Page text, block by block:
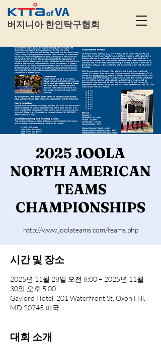
버지니아 한인탁구협회
2025 JOOLA
NORTH AMERICAN
TEAMS
CHAMPIONSHIPS
http://www.joolateams.com/teams.php
시간 및 장소
2025년 11월 28일 오전 8:00 – 2025년 11월
30일 오후 5:00
Gaylord Hotel, 201 Waterfront St, Oxon Hill,
MD 20745 미국
대회 소개